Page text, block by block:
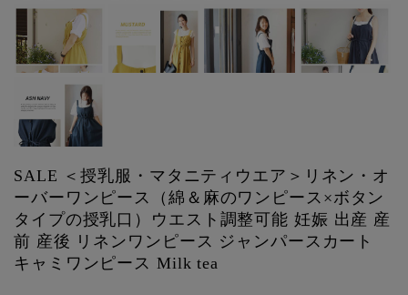
SALE ＜授乳服・マタニティウエア＞リネン・オ
ーバーワンピース（綿＆麻のワンピース×ボタン
タイプの授乳口）ウエスト調整可能 妊娠 出産 産
前 産後 リネンワンピース ジャンパースカート
キャミワンピース Milk tea